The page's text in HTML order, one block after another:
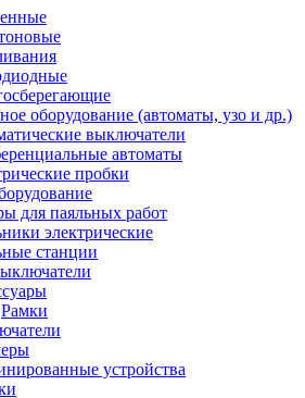
оборудование (автоматы, узо и др.)
выключатели
автоматы
пробки
для паяльных работ
электрические
станции
Рамки
устройства